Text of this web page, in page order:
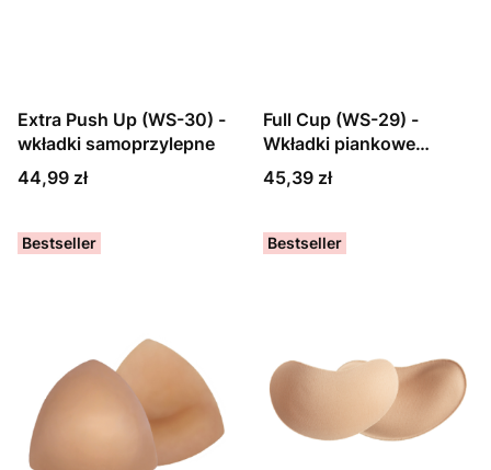
Extra Push Up (WS-30) -
wkładki samoprzylepne
Cena
44,99 zł
Full Cup (WS-29) -
Wkładki piankowe
obustronne klejone
Cena
45,39 zł
Bestseller Bestseller